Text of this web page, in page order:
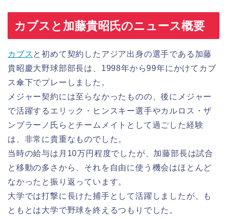
カブスと加藤貴昭氏のニュース概要
カブス と初めて契約したアジア出身の選手である加藤
貴昭慶大野球部部長は、1998年から99年にかけてカブ
ス傘下でプレーしました。
メジャー契約には至らなかったものの、後にメジャー
で活躍するエリック・ヒンスキー選手やカルロス・ザ
ンブラーノ氏らとチームメイトとして過ごした経験
は、非常に貴重なものでした。
当時の給与は月10万円程度でしたが、加藤部長は試合
と移動の多さから、それを自由に使う機会はほとんど
なかったと振り返っています。
大学では打撃に長けた捕手として活躍しましたが、も
ともとは大学で野球を終えるつもりでした。